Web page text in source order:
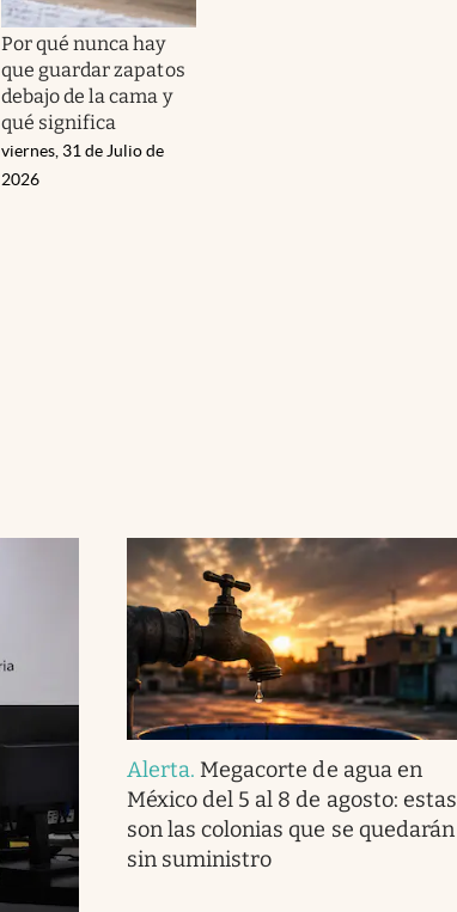
Por qué nunca hay
que guardar zapatos
debajo de la cama y
qué significa
viernes, 31 de Julio de
2026
Alerta. Megacorte de agua en
México del 5 al 8 de agosto: estas
son las colonias que se quedarán
sin suministro